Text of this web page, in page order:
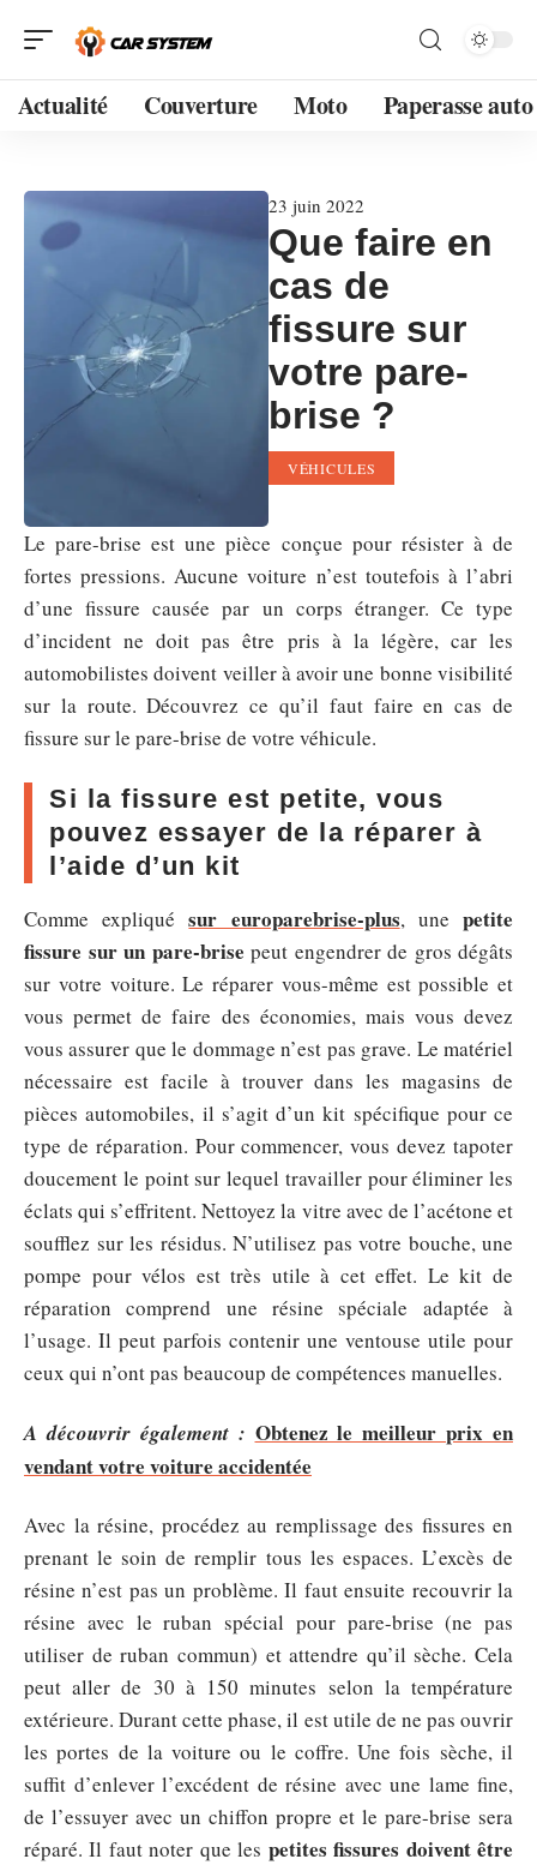
Actualité Couverture Moto Paperasse auto
23 juin 2022
Que faire en
cas de
fissure sur
votre pare-
brise ?
VÉHICULES
Le pare-brise est une pièce conçue pour résister à de
fortes pressions. Aucune voiture n’est toutefois à l’abri
d’une fissure causée par un corps étranger. Ce type
d’incident ne doit pas être pris à la légère, car les
automobilistes doivent veiller à avoir une bonne visibilité
sur la route. Découvrez ce qu’il faut faire en cas de
fissure sur le pare-brise de votre véhicule.
Si la fissure est petite, vous
pouvez essayer de la réparer à
l’aide d’un kit
Comme expliquésur europarebrise-plus, unepetite
fissure sur un pare-brise peut engendrer de gros dégâts
sur votre voiture. Le réparer vous-même est possible et
vous permet de faire des économies, mais vous devez
vous assurer que le dommage n’est pas grave. Le matériel
nécessaire est facile à trouver dans les magasins de
pièces automobiles, il s’agit d’un kit spécifique pour ce
type de réparation. Pour commencer, vous devez tapoter
doucement le point sur lequel travailler pour éliminer les
éclats qui s’effritent. Nettoyez la vitre avec de l’acétone et
soufflez sur les résidus. N’utilisez pas votre bouche, une
pompe pour vélos est très utile à cet effet. Le kit de
réparation comprend une résine spéciale adaptée à
l’usage. Il peut parfois contenir une ventouse utile pour
ceux qui n’ont pas beaucoup de compétences manuelles.
A découvrir également : Obtenez le meilleur prix en
vendant votre voiture accidentée
Avec la résine, procédez au remplissage des fissures en
prenant le soin de remplir tous les espaces. L’excès de
résine n’est pas un problème. Il faut ensuite recouvrir la
résine avec le ruban spécial pour pare-brise (ne pas
utiliser de ruban commun) et attendre qu’il sèche. Cela
peut aller de 30 à 150 minutes selon la température
extérieure. Durant cette phase, il est utile de ne pas ouvrir
les portes de la voiture ou le coffre. Une fois sèche, il
suffit d’enlever l’excédent de résine avec une lame fine,
de l’essuyer avec un chiffon propre et le pare-brise sera
réparé. Il faut noter que les petites fissures doivent être